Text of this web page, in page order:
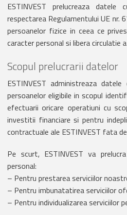
ESTINVEST prelucreaza datele
respectarea Regulamentului UE
persoanelor fizice in ceea ce
caracter personal si libera circulatie
Scopul prelucrarii datelor
ESTINVEST administreaza
persoanelor eligibile in scopul
efectuarii oricare operatiuni cu
investitii financiare si pentru
contractuale ale ESTINVEST fata
Pe scurt, ESTINVEST va
personal:
– Pentru prestarea serviciilor
– Pentru imbunatatirea serviciilor
– Pentru individualizarea serviciilor